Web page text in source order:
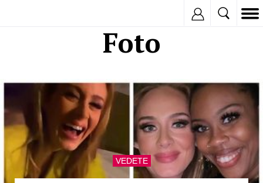
Foto
VEDETE